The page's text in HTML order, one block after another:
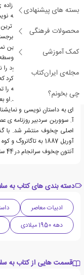
بسته های پیشنهادی
محصولات فرهنگی
کمک آموزشی
مجله‌ی ایران‌کتاب
چی بخونم؟
خلق کرد.چخوف را مهم
نمایشنامه نویسی نیز آثار
را پس از شکسپیر، بزرگترین
های پایانی تحصیلات
نخستین نمایشنامه ی خود
نویس الکن را منتشر می
سال 1879 تحصیلات
مسکو مشغول تحصیل شد.او
آ. سووربن سردبیر روزنامه ی
اصلی چخوف منتشر شد. با
آوریل 1887 به
آنتون چخوف سرانجام در 44 سالگی بر اثر خون ریزی مغزی درگذشت.
دسته بندی های کتاب به
ادبیات معاصر
دهه 1950 میلادی
قسمت هایی از کتاب به